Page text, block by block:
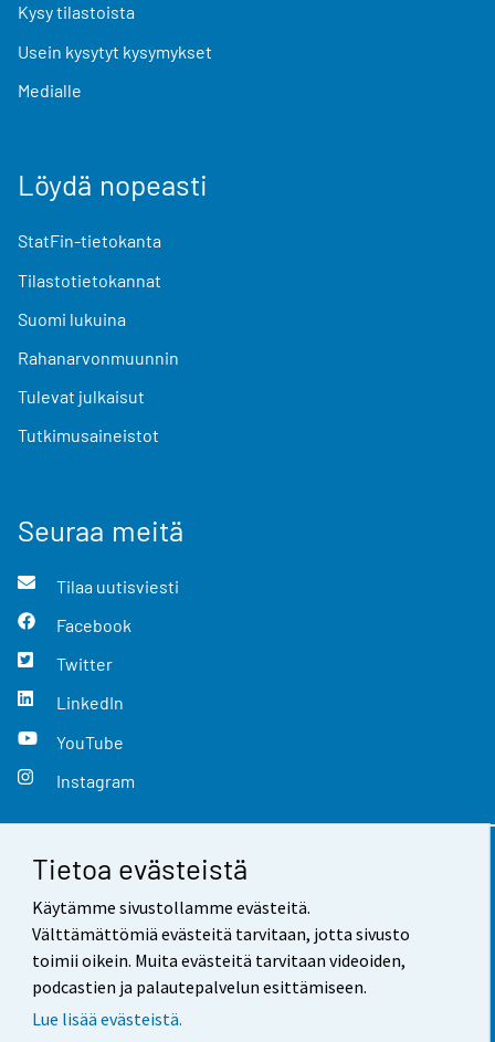
Tietoa evästeistä
Käytämme sivustollamme evästeitä.
Välttämättömiä evästeitä tarvitaan, jotta sivusto
toimii oikein. Muita evästeitä tarvitaan videoiden,
podcastien ja palautepalvelun esittämiseen.
Lue lisää evästeistä.
Kysy tilastoista
Usein kysytyt kysymykset
Medialle
Löydä nopeasti
StatFin-tietokanta
Tilastotietokannat
Suomi lukuina
Rahanarvonmuunnin
Tulevat julkaisut
Tutkimusaineistot
Seuraa meitä
Tilaa uutisviesti
Facebook
Twitter
LinkedIn
YouTube
Instagram
Yhteystiedot
Palaute
Käyttöehdot